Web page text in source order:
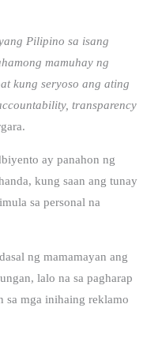
Pilipino sa isang
mamuhay ng
kung seryoso ang ating
transparency
ay panahon ng
kung saan ang tunay
sa personal na
ng mamamayan ang
lalo na sa pagharap
sa mga inihaing reklamo